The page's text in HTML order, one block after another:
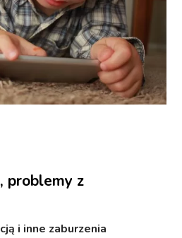
problemy z
i inne zaburzenia